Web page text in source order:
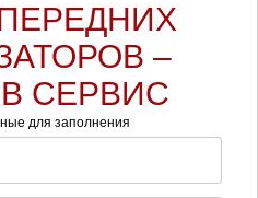
–
СЕРВИС
для заполнения